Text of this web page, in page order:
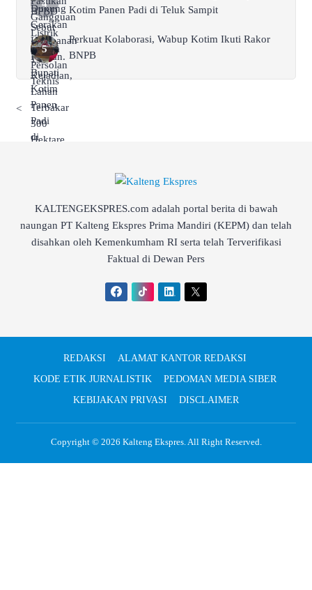
Kotim Panen Padi di Teluk Sampit
Perkuat Kolaborasi, Wabup Kotim Ikuti Rakor
BNPB
<
KALTENGEKSPRES.com adalah portal berita di bawah
naungan PT Kalteng Ekspres Prima Mandiri (KEPM) dan telah
disahkan oleh Kemenkumham RI serta telah Terverifikasi
Faktual di Dewan Pers
REDAKSI
ALAMAT KANTOR REDAKSI
KODE ETIK JURNALISTIK
PEDOMAN MEDIA SIBER
KEBIJAKAN PRIVASI
DISCLAIMER
Copyright © 2026 Kalteng Ekspres. All Right Reserved.